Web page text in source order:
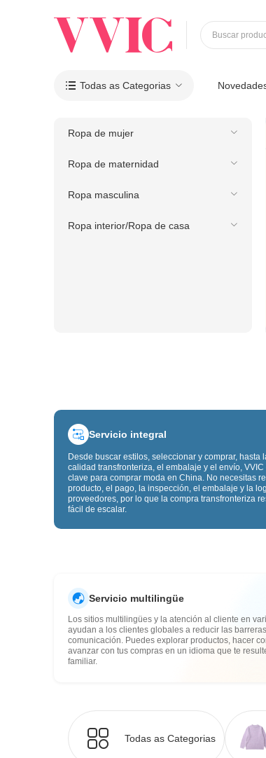
Buscar
 Todas as Categorias
Ropa de mujer
Ropa de maternidad
Ropa masculina
Ropa interior/Ropa de casa
Servicio integral
Desde buscar estilos, seleccionar y comprar, hasta
calidad transfronteriza, el embalaje y el envío,
clave para comprar moda en China. No necesitas
producto, el pago, la inspección, el embalaje y la
proveedores, por lo que la compra transfronteriza
fácil de escalar.
Servicio multilingüe
Los sitios multilingües y la atención al cliente en
ayudan a los clientes globales a reducir las
comunicación. Puedes explorar productos, hacer
avanzar con tus compras en un idioma que te
familiar.
Todas as Categorias